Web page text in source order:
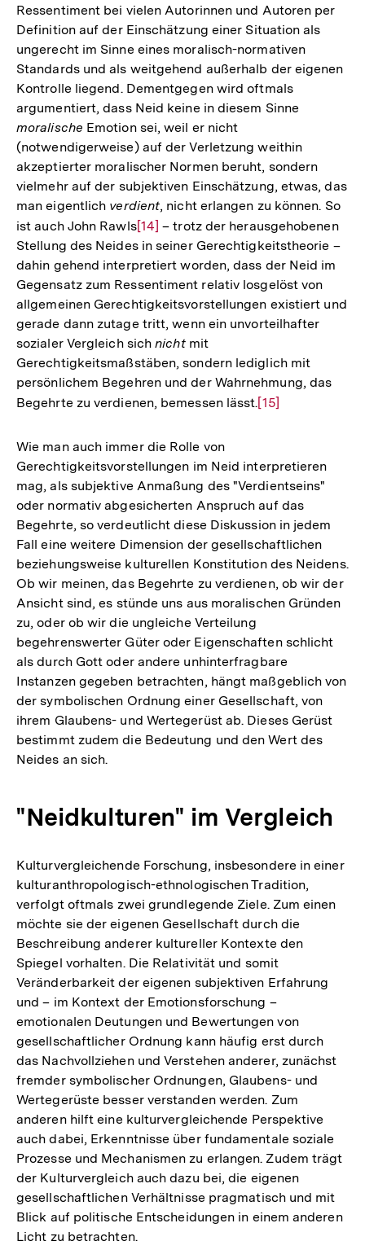
Auflösung
der
Fußnote
Ressentiment bei vielen Autorinnen und Autoren per
Definition auf der Einschätzung einer Situation als
ungerecht im Sinne eines moralisch-normativen
Standards und als weitgehend außerhalb der eigenen
Kontrolle liegend. Dementgegen wird oftmals
argumentiert, dass Neid keine in diesem Sinne
moralische Emotion sei, weil er nicht
(notwendigerweise) auf der Verletzung weithin
akzeptierter moralischer Normen beruht, sondern
vielmehr auf der subjektiven Einschätzung, etwas, das
man eigentlich verdient, nicht erlangen zu können. So
ist auch John RawlsZur
Auflösung
der
Fußnote
[14] – trotz der herausgehobenen
Stellung des Neides in seiner Gerechtigkeitstheorie –
dahin gehend interpretiert worden, dass der Neid im
Gegensatz zum Ressentiment relativ losgelöst von
allgemeinen Gerechtigkeitsvorstellungen existiert und
gerade dann zutage tritt, wenn ein unvorteilhafter
sozialer Vergleich sichnichtmit
Gerechtigkeitsmaßstäben, sondern lediglich mit
persönlichem Begehren und der Wahrnehmung, das
Begehrte zu verdienen, bemessen lässt.Zur
Fußnote
[15]
Wie man auch immer die Rolle von
Gerechtigkeitsvorstellungen im Neid interpretieren
mag, als subjektive Anmaßung des "Verdientseins"
oder normativ abgesicherten Anspruch auf das
Begehrte, so verdeutlicht diese Diskussion in jedem
Fall eine weitere Dimension der gesellschaftlichen
beziehungsweise kulturellen Konstitution des Neidens.
Ob wir meinen, das Begehrte zu verdienen, ob wir der
Ansicht sind, es stünde uns aus moralischen Gründen
zu, oder ob wir die ungleiche Verteilung
begehrenswerter Güter oder Eigenschaften schlicht
als durch Gott oder andere unhinterfragbare
Instanzen gegeben betrachten, hängt maßgeblich von
der symbolischen Ordnung einer Gesellschaft, von
ihrem Glaubens- und Wertegerüst ab. Dieses Gerüst
bestimmt zudem die Bedeutung und den Wert des
Neides an sich.
"Neidkulturen" im Vergleich
Kulturvergleichende Forschung, insbesondere in einer
kulturanthropologisch-ethnologischen Tradition,
verfolgt oftmals zwei grundlegende Ziele. Zum einen
möchte sie der eigenen Gesellschaft durch die
Beschreibung anderer kultureller Kontexte den
Spiegel vorhalten. Die Relativität und somit
Veränderbarkeit der eigenen subjektiven Erfahrung
und – im Kontext der Emotionsforschung –
emotionalen Deutungen und Bewertungen von
gesellschaftlicher Ordnung kann häufig erst durch
das Nachvollziehen und Verstehen anderer, zunächst
fremder symbolischer Ordnungen, Glaubens- und
Wertegerüste besser verstanden werden. Zum
anderen hilft eine kulturvergleichende Perspektive
auch dabei, Erkenntnisse über fundamentale soziale
Prozesse und Mechanismen zu erlangen. Zudem trägt
der Kulturvergleich auch dazu bei, die eigenen
gesellschaftlichen Verhältnisse pragmatisch und mit
Blick auf politische Entscheidungen in einem anderen
Licht zu betrachten.